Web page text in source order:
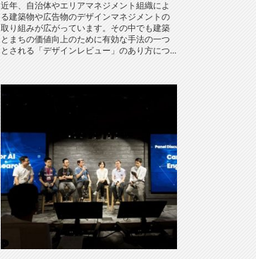
近年、自治体やエリアマネジメント組織によ
る建築物や広告物のデザインマネジメントの
取り組みが広がっています。その中でも建築
とまちの価値向上のために有効な手法の一つ
とされる「デザインレビュー」のあり方につ...